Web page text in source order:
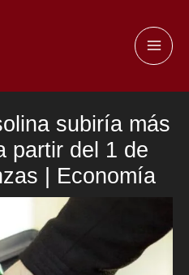
subiría más
partir del 1 de
| Economía